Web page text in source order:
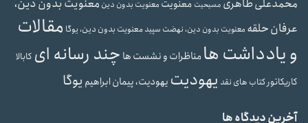
محمدعلی طاهری مسیحیت معنویت معنویت بدون دین معنویت بدون دین،
عرفان حلقه معنویت بدون دین، نهضت سپیدمعنویت بدون دین، یوگا مقالات
و یادداشت هامناظرات و نشست ها چند رسانه ای کابالا
کاریکاتورکتاب های نقد یهودیت یهودیت، پیمان ابراهیم یوگا
آخرین دیدگاه ها